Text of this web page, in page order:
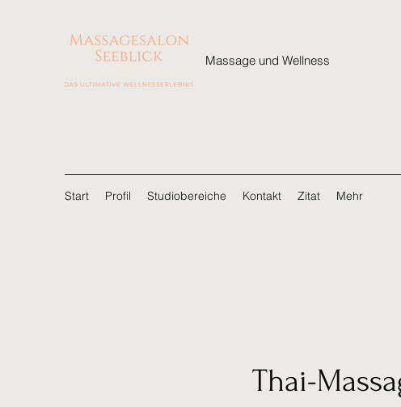
Massage und Wellness
Start Profil Studiobereiche Kontakt Zitat Mehr
Thai-